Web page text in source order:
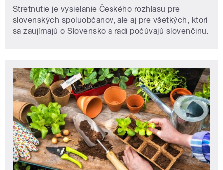
Stretnutie je vysielanie Českého rozhlasu pre
slovenských spoluobčanov, ale aj pre všetkých, ktorí
sa zaujímajú o Slovensko a radi počúvajú slovenčinu.